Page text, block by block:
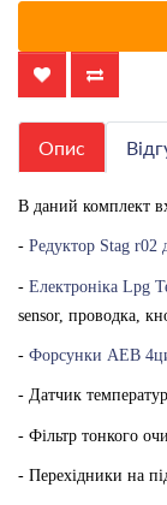
Опис
В даний комплект
- Редуктор Stag r02
- Електроніка Lpg
sensor, проводка,
- Форсунки AEB
- Датчик
- Фільтр тонкого
- Перехідники на